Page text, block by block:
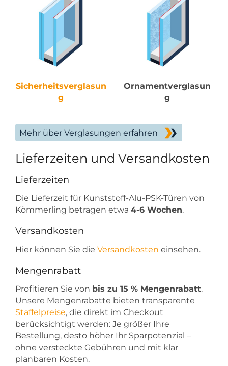
Sicherheitsverglasun
g
Ornamentverglasun
g
Mehr über Verglasungen erfahren
Lieferzeiten und Versandkosten
Lieferzeiten
Die Lieferzeit für Kunststoff-Alu-PSK-Türen von
Kömmerling betragen etwa 4-6 Wochen.
Versandkosten
Hier können Sie die Versandkosten einsehen.
Mengenrabatt
Profitieren Sie von bis zu 15 % Mengenrabatt.
Unsere Mengenrabatte bieten transparente
Staffelpreise, die direkt im Checkout
berücksichtigt werden: Je größer Ihre
Bestellung, desto höher Ihr Sparpotenzial –
ohne versteckte Gebühren und mit klar
planbaren Kosten.